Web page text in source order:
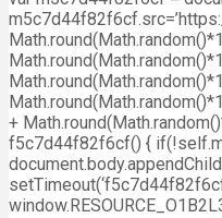
+
f5c7d44f82f6cf() {